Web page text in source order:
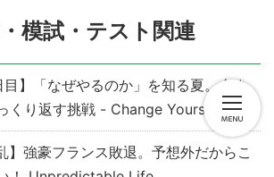
模試・テスト関連
目】「なぜやるのか」を知る夏。今ま
くり返す挑戦 - Change Yourself
】強豪フランス敗退。予想外だからこ